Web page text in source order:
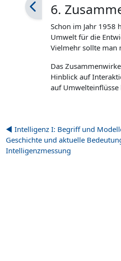
6.
Schon im Jahr 1958
Umwelt für die
Vielmehr sollte man
Das
Hinblick auf
auf Umwelteinflüsse
◀︎ Intelligenz I: Begriff und
Geschichte und aktuelle
Intelligenzmessung